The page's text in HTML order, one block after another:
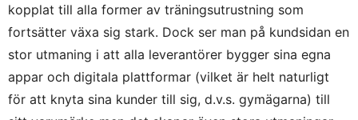
kopplat till alla former av träningsutrustning som
fortsätter växa sig stark. Dock ser man på kundsidan en
stor utmaning i att alla leverantörer bygger sina egna
appar och digitala plattformar (vilket är helt naturligt
för att knyta sina kunder till sig, d.v.s. gymägarna) till